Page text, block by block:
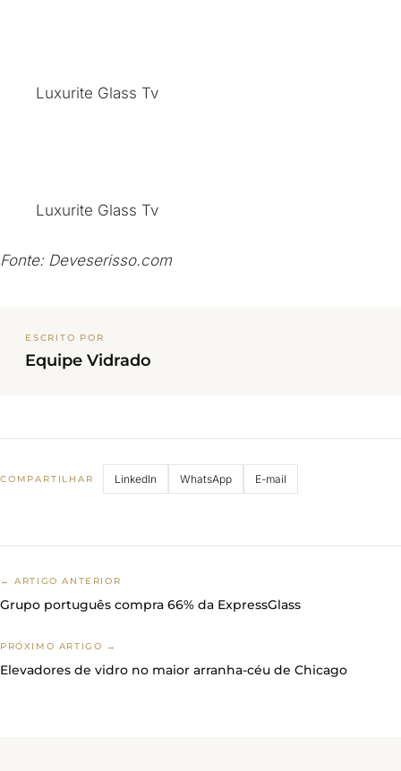
Luxurite Glass Tv
Luxurite Glass Tv
Fonte: Deveserisso.com
ESCRITO POR
Equipe Vidrado
COMPARTILHAR LinkedIn WhatsApp E-mail
← ARTIGO ANTERIOR
Grupo português compra 66% da ExpressGlass
PRÓXIMO ARTIGO →
Elevadores de vidro no maior arranha-céu de Chicago